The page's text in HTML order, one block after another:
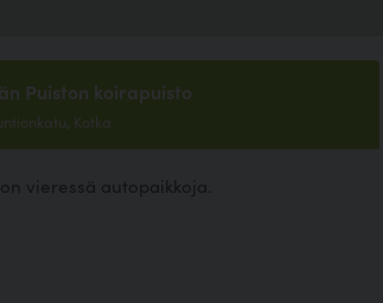
Puiston koirapuisto
Kotka
vieressä autopaikkoja.